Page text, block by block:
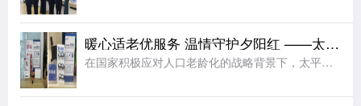
暖心适老优服务 温情守护夕阳红 ——太平人寿江苏分公司2026年适老化服务工作纪实
在国家积极应对人口老龄化的战略背景下，太平人寿江苏分公司始终秉持“金融为民”的服务理念，聚焦老年客户群体的实际需求，持续优化服务流程、升级服务设施、提升服务温度，切实将适老化工作落到实处，用实际行动诠